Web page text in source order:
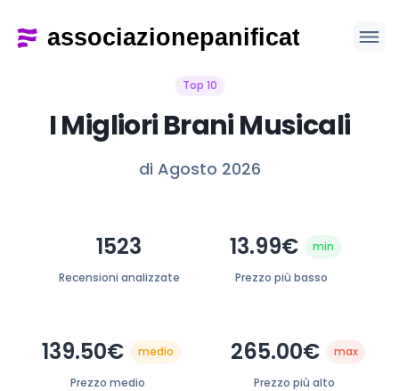
Top 10
I Migliori Brani Musicali
di Agosto 2026
1523
Recensioni analizzate
13.99€ min
Prezzo più basso
139.50€ medio
Prezzo medio
265.00€ max
Prezzo più alto